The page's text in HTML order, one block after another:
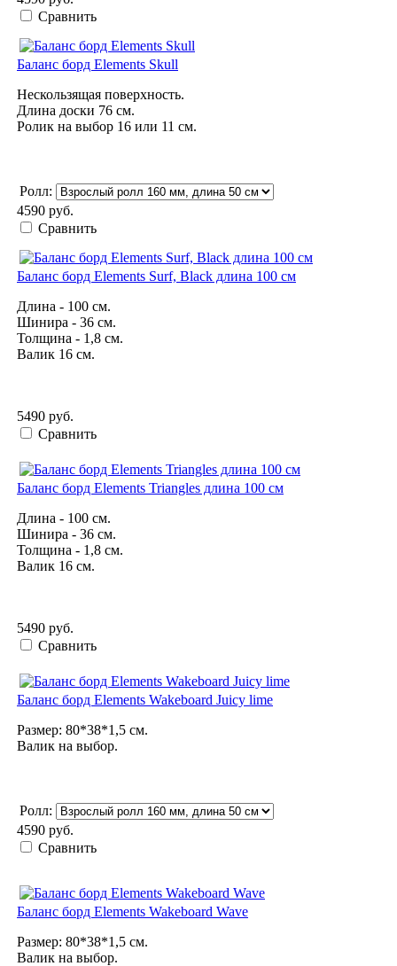
Сравнить
Баланс борд Elements Skull
Нескользящая поверхность.
Длина доски 76 см.
Ролик на выбор 16 или 11 см.
Ролл:
4590 руб.
Сравнить
Баланс борд Elements Surf, Black длина 100 см
Длина - 100 см.
Шинира - 36 см.
Толщина - 1,8 см.
Валик 16 см.
5490 руб.
Сравнить
Баланс борд Elements Triangles длина 100 см
Длина - 100 см.
Шинира - 36 см.
Толщина - 1,8 см.
Валик 16 см.
5490 руб.
Сравнить
Баланс борд Elements Wakeboard Juicy lime
Размер: 80*38*1,5 см.
Валик на выбор.
Ролл:
4590 руб.
Сравнить
Баланс борд Elements Wakeboard Wave
Размер: 80*38*1,5 см.
Валик на выбор.